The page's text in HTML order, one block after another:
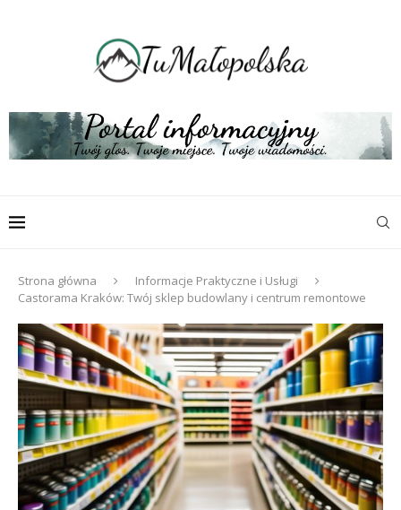
Strona główna
Informacje Praktyczne i Usługi
Castorama Kraków: Twój sklep budowlany i centrum remontowe